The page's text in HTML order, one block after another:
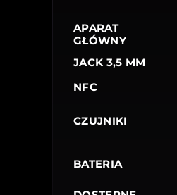
APARAT
GŁÓWNY
JACK 3,5 MM
NFC
CZUJNIKI
BATERIA